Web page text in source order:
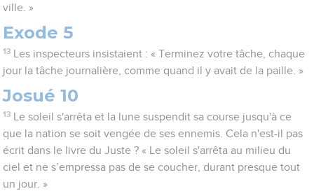
ville. »
Exode 5
13
Les inspecteurs insistaient : « Terminez votre tâche, chaque
jour la tâche journalière, comme quand il y avait de la paille. »
Josué 10
13
Le soleil s'arrêta et la lune suspendit sa course jusqu'à ce
que la nation se soit vengée de ses ennemis. Cela n'est-il pas
écrit dans le livre du Juste ? « Le soleil s'arrêta au milieu du
ciel et ne s’empressa pas de se coucher, durant presque tout
un jour. »